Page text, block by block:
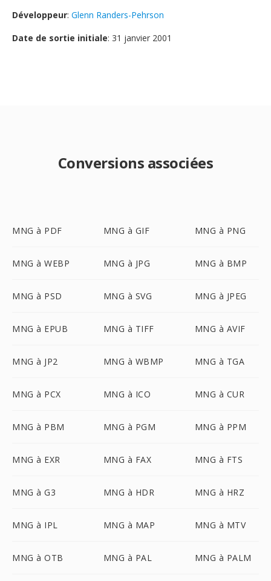
Développeur: Glenn Randers-Pehrson
Date de sortie initiale: 31 janvier 2001
Conversions associées
MNG à PDF MNG à GIF MNG à PNG
MNG à WEBP MNG à JPG MNG à BMP
MNG à PSD MNG à SVG MNG à JPEG
MNG à EPUB MNG à TIFF MNG à AVIF
MNG à JP2 MNG à WBMP MNG à TGA
MNG à PCX MNG à ICO MNG à CUR
MNG à PBM MNG à PGM MNG à PPM
MNG à EXR MNG à FAX MNG à FTS
MNG à G3 MNG à HDR MNG à HRZ
MNG à IPL MNG à MAP MNG à MTV
MNG à OTB MNG à PAL MNG à PALM